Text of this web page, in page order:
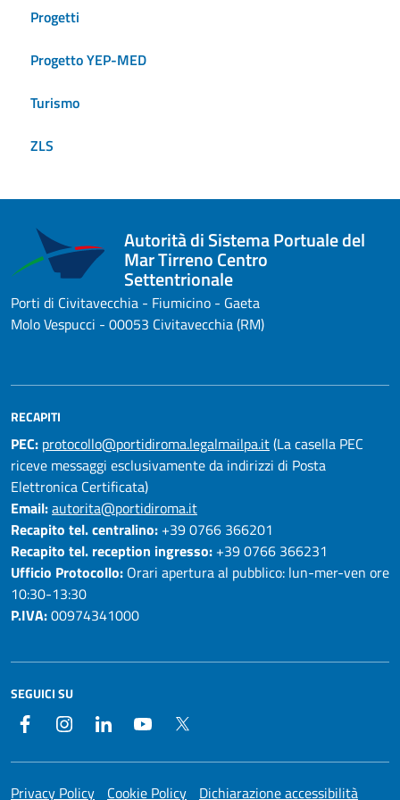
Progetti
Progetto YEP-MED
Turismo
ZLS
Autorità di Sistema Portuale del
Mar Tirreno Centro
Settentrionale
Porti di Civitavecchia - Fiumicino - Gaeta
Molo Vespucci - 00053 Civitavecchia (RM)
RECAPITI
PEC: protocollo@portidiroma.legalmailpa.it(La casella PEC
riceve messaggi esclusivamente da indirizzi di Posta
Elettronica Certificata)
Email:autorita@portidiroma.it
Recapito tel. centralino: +39 0766 366201
Recapito tel. reception ingresso: +39 0766 366231
Ufficio Protocollo: Orari apertura al pubblico: lun-mer-ven ore
10:30-13:30
P.IVA:00974341000
SEGUICI SU
Facebook InstagramLinkedIn YouTube
Privacy Policy Cookie Policy Dichiarazione accessibilità